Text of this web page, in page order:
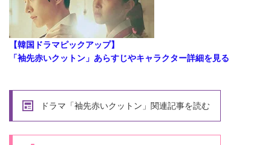
【韓国ドラマピックアップ】
「袖先赤いクットン」あらすじやキャラクター詳細を見る
ドラマ「袖先赤いクットン」関連記事を読む